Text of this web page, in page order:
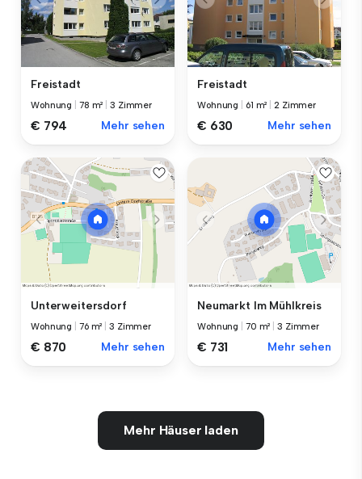
Freistadt
Wohnung 78 m² |3 Zimmer
€ 794 Mehr sehen
Freistadt
Wohnung 61 m² |2 Zimmer
€ 630 Mehr sehen
Unterweitersdorf
Wohnung 76 m² |3 Zimmer
€ 870 Mehr sehen
Neumarkt Im Mühlkreis
Wohnung 70 m² |3 Zimmer
€ 731 Mehr sehen
Mehr Häuser laden